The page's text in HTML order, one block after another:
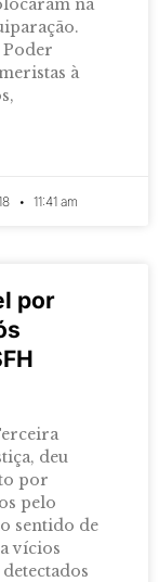
na
à
11:41 am
por
deu
por
pelo
sentido de
vícios